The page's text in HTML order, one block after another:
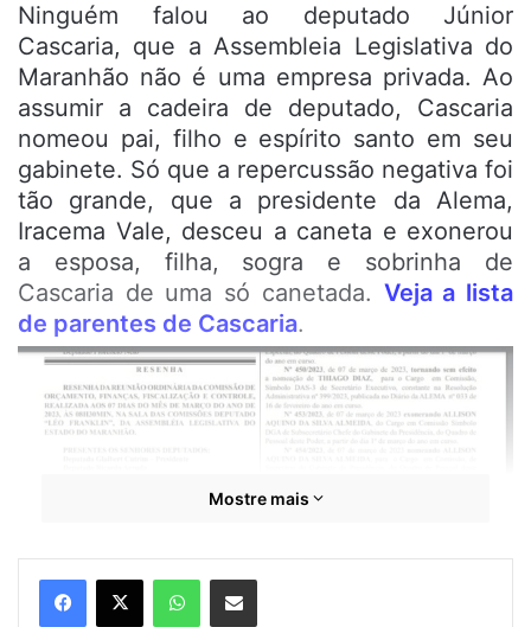
Ninguém falou ao deputado Júnior
Cascaria, que a Assembleia Legislativa do
Maranhão não é uma empresa privada. Ao
assumir a cadeira de deputado, Cascaria
nomeou pai, filho e espírito santo em seu
gabinete. Só que a repercussão negativa foi
tão grande, que a presidente da Alema,
Iracema Vale, desceu a caneta e exonerou
a esposa, filha, sogra e sobrinha de
Cascaria de uma só canetada. Veja a lista
de parentes de Cascaria.
Mostre mais